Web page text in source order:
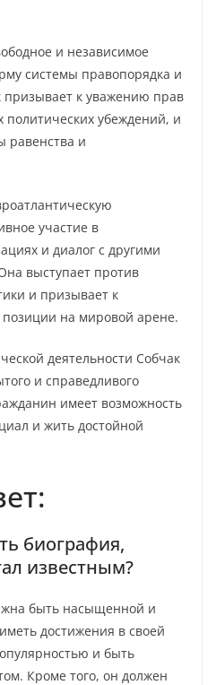
и независимое
системы правопорядка и
к уважению прав
убеждений, и
равенства и
участие в
и диалог с другими
выступает против
и призывает к
на мировой арене.
деятельности Собчак
и справедливого
имеет возможность
и жить достойной
биография,
известным?
быть насыщенной и
достижения в своей
и быть
Кроме того, он должен